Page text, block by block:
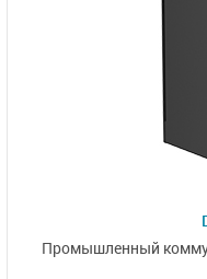
Промышленный